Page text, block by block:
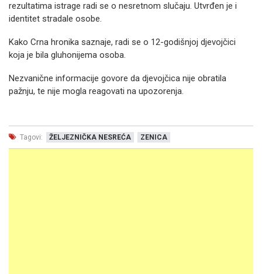
rezultatima istrage radi se o nesretnom slučaju. Utvrđen je i
identitet stradale osobe.
Kako Crna hronika saznaje, radi se o 12-godišnjoj djevojčici
koja je bila gluhonijema osoba.
Nezvanične informacije govore da djevojčica nije obratila
pažnju, te nije mogla reagovati na upozorenja.
Tagovi: ŽELJEZNIČKA NESREĆA ZENICA